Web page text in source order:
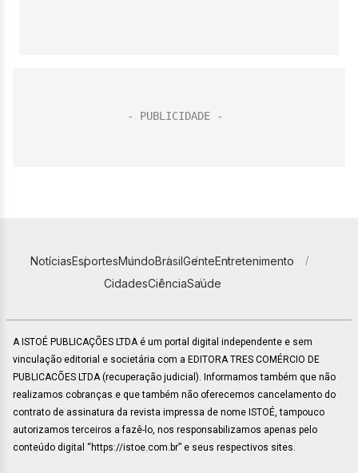
NotíciasEsportesMundoBrasilGenteEntretenimento
CidadesCiênciaSaúde
A ISTOÉ PUBLICAÇÕES LTDA é um portal digital independente e sem
vinculação editorial e societária com a EDITORA TRES COMÉRCIO DE
PUBLICACÕES LTDA (recuperação judicial). Informamos também que não
realizamos cobranças e que também não oferecemos cancelamento do
contrato de assinatura da revista impressa de nome ISTOÉ, tampouco
autorizamos terceiros a fazê-lo, nos responsabilizamos apenas pelo
conteúdo digital “https://istoe.com.br” e seus respectivos sites.